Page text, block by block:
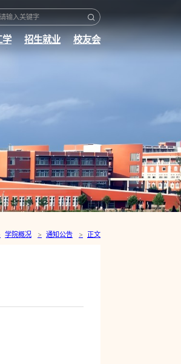
学 招生就业 校友会
学院概况 通知公告 正文